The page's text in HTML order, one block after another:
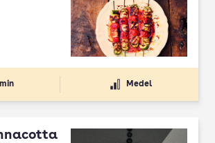
Medel